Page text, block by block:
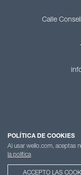
POLÍTICA DE COOKIES
Al usar wello.com, aceptas
la política
ACCEPTO LAS
Calle